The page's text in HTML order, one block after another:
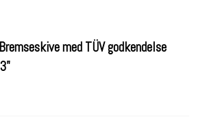
med TÜV godkendelse